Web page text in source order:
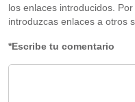
los enlaces introducidos.
introduzcas enlaces a otros
*Escribe tu comentario